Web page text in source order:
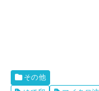
その他